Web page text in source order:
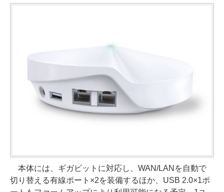
本体には、ギガビットに対応し、WAN/LANを自動で
切り替える有線ポート×2を装備するほか、USB 2.0×1ポ